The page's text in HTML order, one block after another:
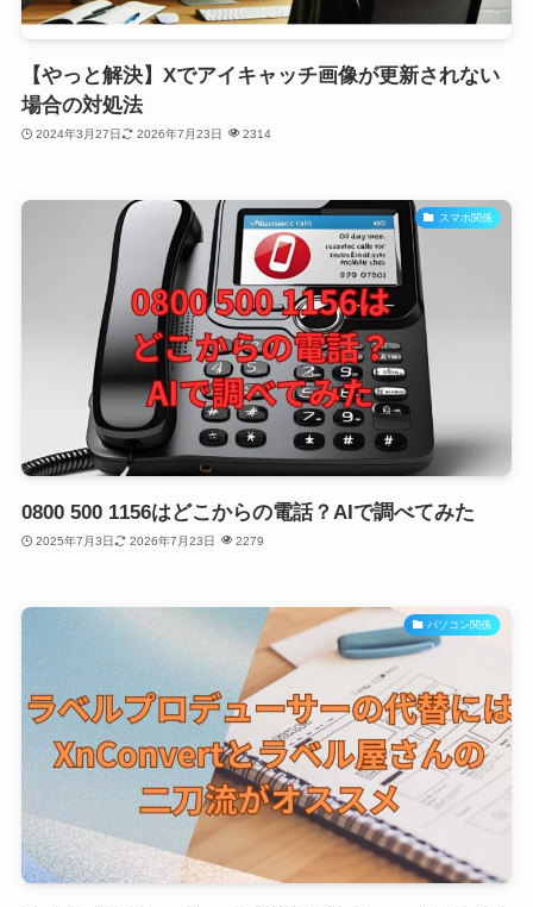
【やっと解決】Xでアイキャッチ画像が更新されない
場合の対処法
2024年3月27日 2026年7月23日 2314
スマホ関係
0800 500 1156はどこからの電話？AIで調べてみた
2025年7月3日 2026年7月23日 2279
パソコン関係